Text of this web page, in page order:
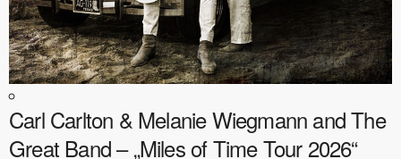
Carl Carlton & Melanie Wiegmann and The
Great Band – „Miles of Time Tour 2026“